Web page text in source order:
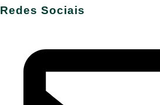
Redes Sociais